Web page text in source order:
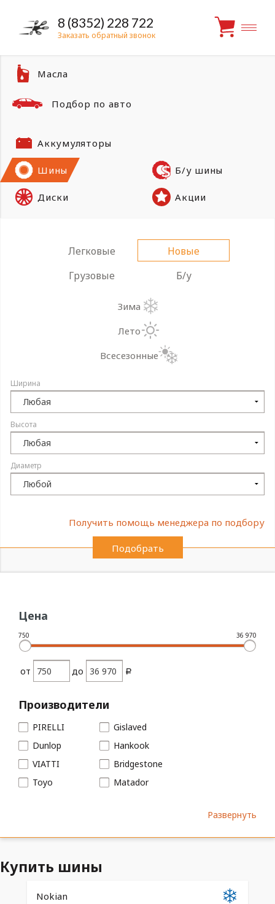
8 (8352) 228 722
Заказать обратный звонок
Подбор по авто
Шины Б/у шины
Диски
Аккумуляторы
Масла
Акции
Легковые
Грузовые
Новые
Б/у
Зима
Лето
Всесезонные
Ширина
Высота
Диаметр
Получить помощь менеджера по подбору
Подобрать
Цена
36 970
750
от до
Производители
PIRELLI
Gislaved
Dunlop
Hankook
VIATTI
Bridgestone
Toyo
Matador
Amtel
Sava
Kumho
Nexen
Развернуть
Купить шины
Nokian